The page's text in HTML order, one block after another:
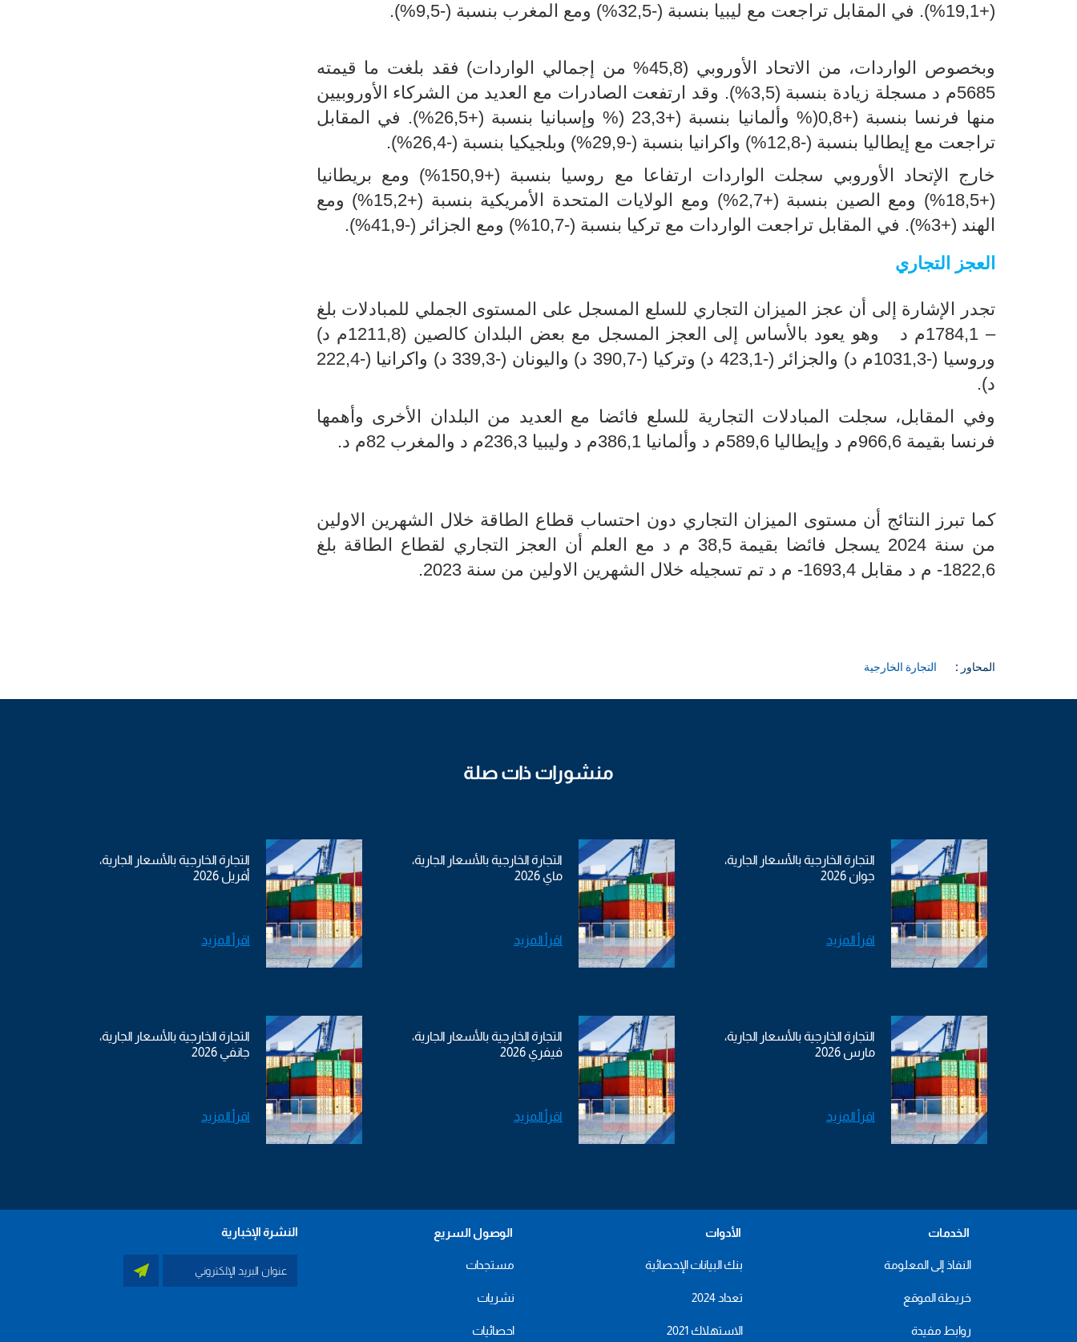
(+19,1%). في المقابل تراجعت مع ليبيا بنسبة (-32,5%) ومع المغرب بنسبة (-9,5%).
وبخصوص الواردات، من الاتحاد الأوروبي (45,8% من إجمالي الواردات) فقد بلغت ما قيمته
5685م د مسجلة زيادة بنسبة (3,5%). وقد ارتفعت الصادرات مع العديد من الشركاء الأوروبيين
منها فرنسا بنسبة (+0,8(% وألمانيا بنسبة (+23,3 (% وإسبانيا بنسبة (+26,5%). في المقابل
تراجعت مع إيطاليا بنسبة (-12,8%) واكرانيا بنسبة (-29,9%) وبلجيكيا بنسبة (-26,4%).
خارج الإتحاد الأوروبي سجلت الواردات ارتفاعا مع روسيا بنسبة (+150,9%) ومع بريطانيا
(+18,5%) ومع الصين بنسبة (+2,7%) ومع الولايات المتحدة الأمريكية بنسبة (+15,2%) ومع
الهند (+3%). في المقابل تراجعت الواردات مع تركيا بنسبة (-10,7%) ومع الجزائر (-41,9%).
العجز التجاري
تجدر الإشارة إلى أن عجز الميزان التجاري للسلع المسجل على المستوى الجملي للمبادلات بلغ
– 1784,1م د وهو يعود بالأساس إلى العجز المسجل مع بعض البلدان كالصين (1211,8م د)
وروسيا (-1031,3م د) والجزائر (-423,1 د) وتركيا (-390,7 د) واليونان (-339,3 د) واكرانيا (-222,4
د).
وفي المقابل، سجلت المبادلات التجارية للسلع فائضا مع العديد من البلدان الأخرى وأهمها
فرنسا بقيمة 966,6م د وإيطاليا 589,6م د وألمانيا 386,1م د وليبيا 236,3م د والمغرب 82م د.
كما تبرز النتائج أن مستوى الميزان التجاري دون احتساب قطاع الطاقة خلال الشهرين الاولين
من سنة 2024 يسجل فائضا بقيمة 38,5 م د مع العلم أن العجز التجاري لقطاع الطاقة بلغ
1822,6- م د مقابل 1693,4- م د تم تسجيله خلال الشهرين الاولين من سنة 2023.
المحاور : التجارة الخارجية
منشورات ذات صلة
التجارة الخارجية بالأسعار الجارية،
جوان 2026
اقرأ المزيد
التجارة الخارجية بالأسعار الجارية،
ماي 2026
اقرأ المزيد
التجارة الخارجية بالأسعار الجارية،
أفريل 2026
اقرأ المزيد
التجارة الخارجية بالأسعار الجارية،
مارس 2026
اقرأ المزيد
التجارة الخارجية بالأسعار الجارية،
فيفري 2026
اقرأ المزيد
التجارة الخارجية بالأسعار الجارية،
جانفي 2026
اقرأ المزيد
الخدمات
النفاذ إلى المعلومة
خريطة الموقع
روابط مفيدة
الأدوات
بنك البيانات الإحصائية
تعداد 2024
الاستهلاك 2021
الوصول السريع
مستجدات
نشريات
احصائيات
النشرة الإخبارية